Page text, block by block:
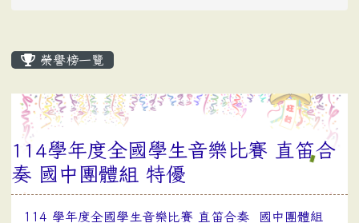
榮譽榜一覽
114學年度全國學生音樂比賽 直笛合
奏 國中團體組 特優
114 學年度全國學生音樂比賽 直笛合奏 國中團體組